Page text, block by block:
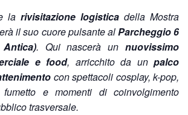
la rivisitazione logistica della Mostra
il suo cuore pulsante alParcheggio 6
. Qui nascerà unnuovissimo
e food, arricchito da unpalco
con spettacoli cosplay, k-pop,
e momenti di coinvolgimento
trasversale.